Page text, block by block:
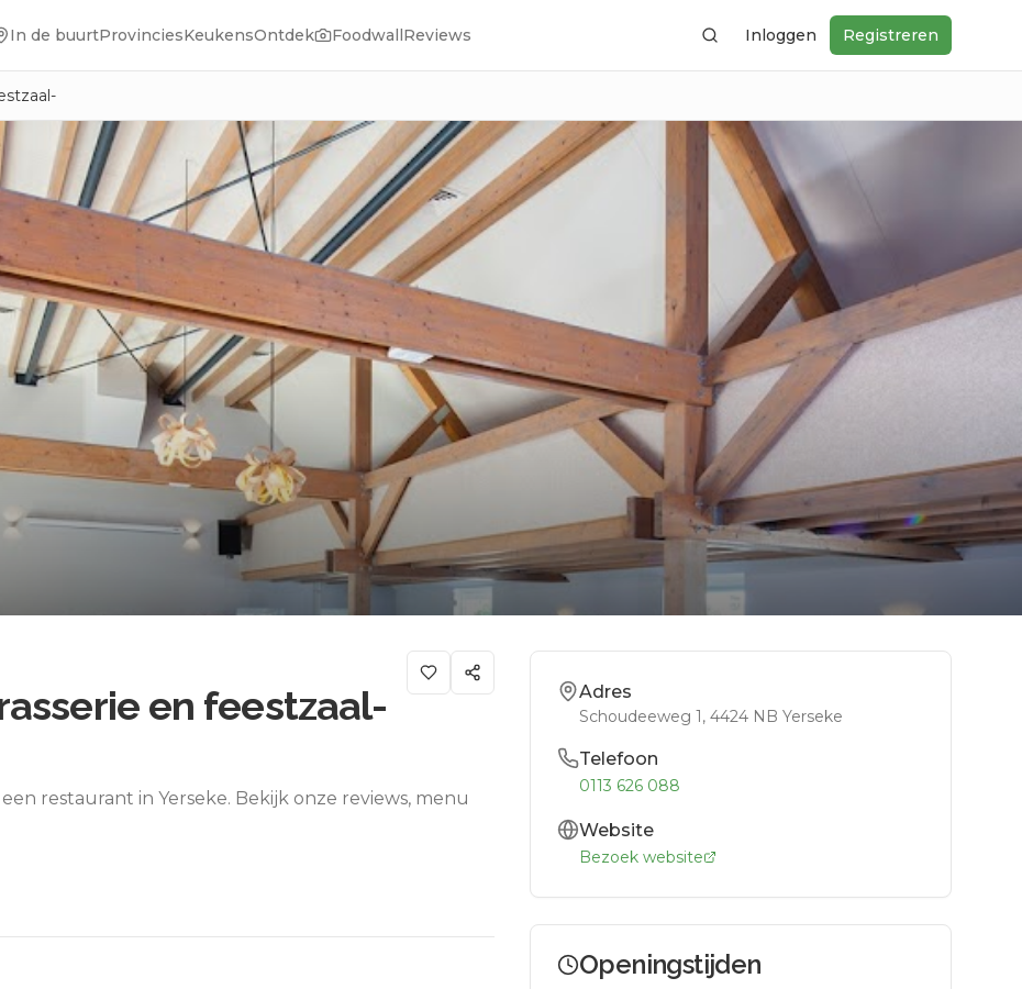
In de buurtProvinciesKeukensOntdek FoodwallReviews ZoekenInloggen Registreren
en feestzaal-
restaurant in Yerseke. Bekijk onze reviews, menu
Adres
Schoudeeweg 1, 4424 NB Yerseke
Telefoon
0113 626 088
Website
Bezoek website
Openingstijden